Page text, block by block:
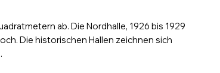
ab. Die Nordhalle, 1926 bis 1929
Die historischen Hallen zeichnen sich